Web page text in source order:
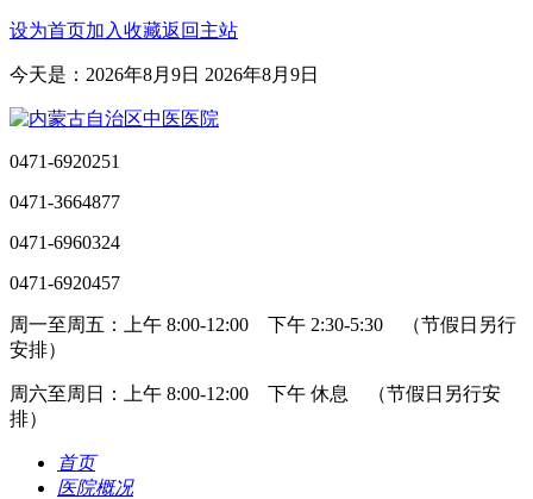
设为首页加入收藏返回主站
今天是：2026年8月9日 2026年8月9日
0471-6920251
0471-3664877
0471-6960324
0471-6920457
周一至周五：上午 8:00-12:00 下午 2:30-5:30 （节假日另行
安排）
周六至周日：上午 8:00-12:00 下午 休息 （节假日另行安
排）
首页
医院概况